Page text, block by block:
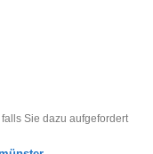
Sie dazu aufgefordert